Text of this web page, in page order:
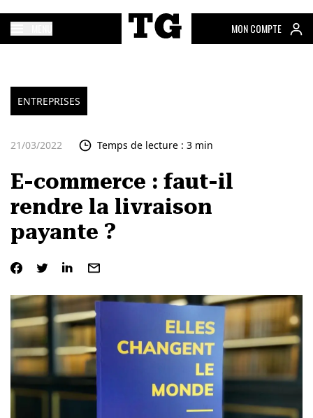
MON COMPTE
ENTREPRISES
21/03/2022 Temps de lecture : 3 min
E-commerce : faut-il
rendre la livraison
payante ?